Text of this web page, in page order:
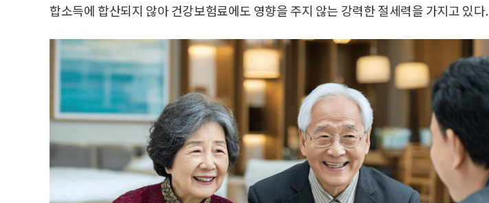
합소득에 합산되지 않아 건강보험료에도 영향을 주지 않는 강력한 절세력을 가지고 있다.